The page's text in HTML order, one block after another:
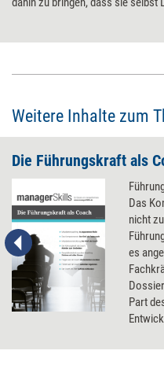
Weitere Inhalte zum
Die Führungskraft als
Das
nicht
es
Part